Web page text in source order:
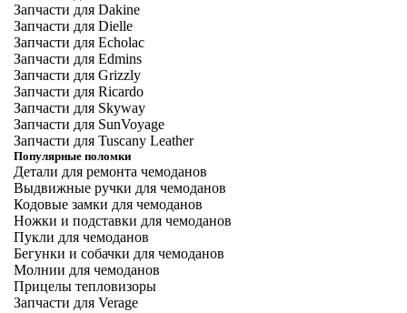
Запчасти для Dakine
Запчасти для Dielle
Запчасти для Echolac
Запчасти для Edmins
Запчасти для Grizzly
Запчасти для Ricardo
Запчасти для Skyway
Запчасти для SunVoyage
Запчасти для Tuscany Leather
Популярные поломки
Детали для ремонта чемоданов
Выдвижные ручки для чемоданов
Кодовые замки для чемоданов
Ножки и подставки для чемоданов
Пукли для чемоданов
Бегунки и собачки для чемоданов
Молнии для чемоданов
Прицелы тепловизоры
Запчасти для Verage